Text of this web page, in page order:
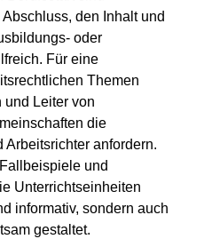
den Inhalt und
oder
Für eine
Themen
und Leiter von
die
anfordern.
und
Unterrichtseinheiten
informativ, sondern auch
gestaltet.